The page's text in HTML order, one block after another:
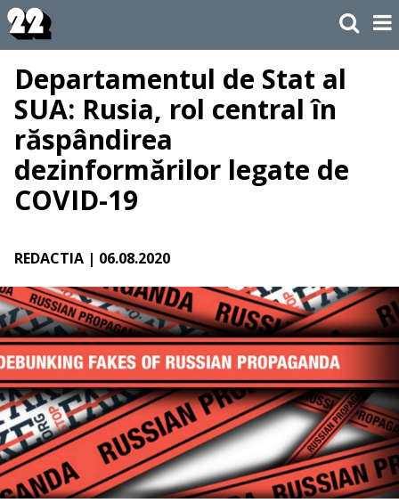
Departamentul de Stat al
SUA: Rusia, rol central în
răspândirea
dezinformărilor legate de
COVID-19
REDACTIA | 06.08.2020